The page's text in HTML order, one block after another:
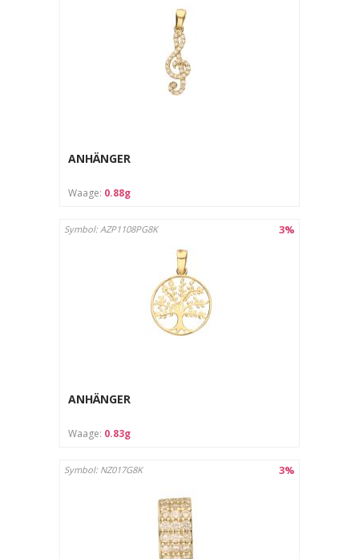
ANHÄNGER
Waage: 0.88g
3%
Symbol: AZP1108PG8K
ANHÄNGER
Waage: 0.83g
3%
Symbol: NZ017G8K